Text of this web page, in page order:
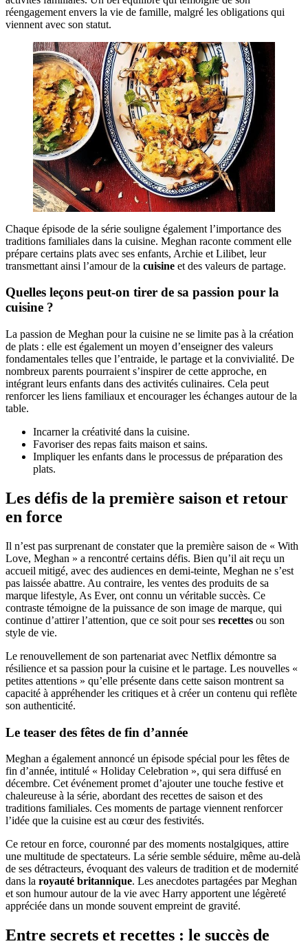
réengagement envers la vie de famille, malgré les obligations qui
viennent avec son statut.
Chaque épisode de la série souligne également l’importance des
traditions familiales dans la cuisine. Meghan raconte comment elle
prépare certains plats avec ses enfants, Archie et Lilibet, leur
transmettant ainsi l’amour de la cuisine et des valeurs de partage.
Quelles leçons peut-on tirer de sa passion pour la
cuisine ?
La passion de Meghan pour la cuisine ne se limite pas à la création
de plats : elle est également un moyen d’enseigner des valeurs
fondamentales telles que l’entraide, le partage et la convivialité. De
nombreux parents pourraient s’inspirer de cette approche, en
intégrant leurs enfants dans des activités culinaires. Cela peut
renforcer les liens familiaux et encourager les échanges autour de la
table.
Incarner la créativité dans la cuisine.
Favoriser des repas faits maison et sains.
Impliquer les enfants dans le processus de préparation des
plats.
Les défis de la première saison et retour
en force
Il n’est pas surprenant de constater que la première saison de « With
Love, Meghan » a rencontré certains défis. Bien qu’il ait reçu un
accueil mitigé, avec des audiences en demi-teinte, Meghan ne s’est
pas laissée abattre. Au contraire, les ventes des produits de sa
marque lifestyle, As Ever, ont connu un véritable succès. Ce
contraste témoigne de la puissance de son image de marque, qui
continue d’attirer l’attention, que ce soit pour ses recettes ou son
style de vie.
Le renouvellement de son partenariat avec Netflix démontre sa
résilience et sa passion pour la cuisine et le partage. Les nouvelles «
petites attentions » qu’elle présente dans cette saison montrent sa
capacité à appréhender les critiques et à créer un contenu qui reflète
son authenticité.
Le teaser des fêtes de fin d’année
Meghan a également annoncé un épisode spécial pour les fêtes de
fin d’année, intitulé « Holiday Celebration », qui sera diffusé en
décembre. Cet événement promet d’ajouter une touche festive et
chaleureuse à la série, abordant des recettes de saison et des
traditions familiales. Ces moments de partage viennent renforcer
l’idée que la cuisine est au cœur des festivités.
Ce retour en force, couronné par des moments nostalgiques, attire
une multitude de spectateurs. La série semble séduire, même au-delà
de ses détracteurs, évoquant des valeurs de tradition et de modernité
dans la royauté britannique. Les anecdotes partagées par Meghan
et son humour autour de la vie avec Harry apportent une légèreté
appréciée dans un monde souvent empreint de gravité.
Entre secrets et recettes : le succès de